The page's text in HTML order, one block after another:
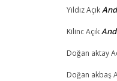
YıldızAçık
KilincAçık
Doğan aktay
Doğan akbaş